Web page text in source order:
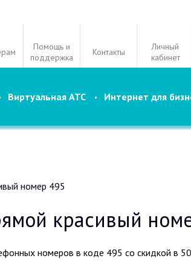
Помощь и
поддержка
Контакты
Личный
кабинет
Виртуальная АТС Интернет для
номер 495
красивый
номеров в коде 495 со скидкой в